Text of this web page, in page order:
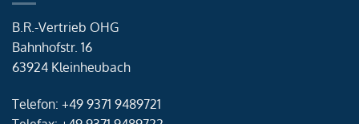
B.R.-Vertrieb OHG
Bahnhofstr. 16
63924 Kleinheubach
Telefon: +49 9371 9489721